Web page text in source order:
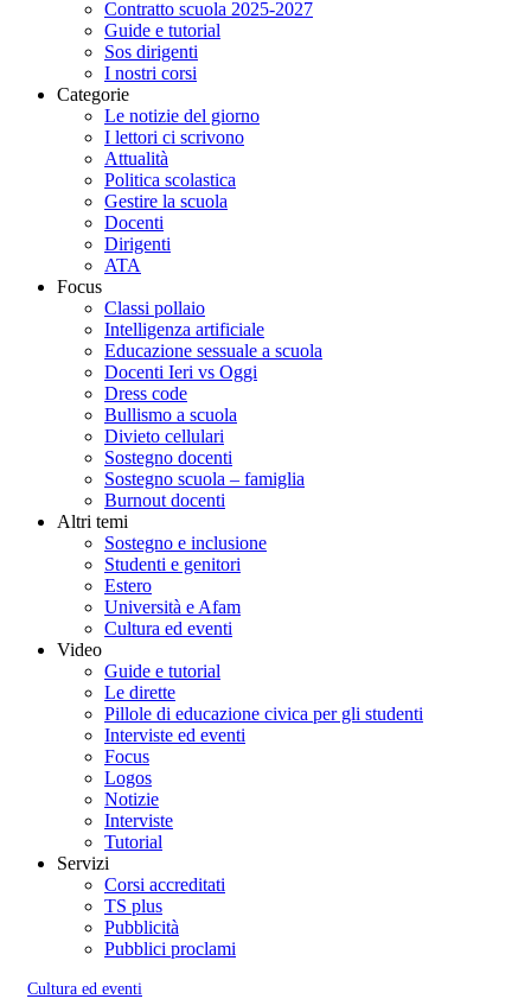
Contratto scuola 2025-2027
Guide e tutorial
Sos dirigenti
I nostri corsi
Categorie
Le notizie del giorno
I lettori ci scrivono
Attualità
Politica scolastica
Gestire la scuola
Docenti
Dirigenti
ATA
Focus
Classi pollaio
Intelligenza artificiale
Educazione sessuale a scuola
Docenti Ieri vs Oggi
Dress code
Bullismo a scuola
Divieto cellulari
Sostegno docenti
Sostegno scuola – famiglia
Burnout docenti
Altri temi
Sostegno e inclusione
Studenti e genitori
Estero
Università e Afam
Cultura ed eventi
Video
Guide e tutorial
Le dirette
Pillole di educazione civica per gli studenti
Interviste ed eventi
Focus
Logos
Notizie
Interviste
Tutorial
Servizi
Corsi accreditati
TS plus
Pubblicità
Pubblici proclami
Cultura ed eventi